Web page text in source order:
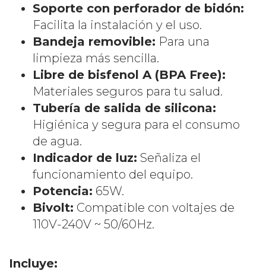
Soporte con perforador de bidón:
Facilita la instalación y el uso.
Bandeja removible: Para una
limpieza más sencilla.
Libre de bisfenol A (BPA Free):
Materiales seguros para tu salud.
Tubería de salida de silicona:
Higiénica y segura para el consumo
de agua.
Indicador de luz: Señaliza el
funcionamiento del equipo.
Potencia: 65W.
Bivolt: Compatible con voltajes de
110V-240V ~ 50/60Hz.
Incluye: